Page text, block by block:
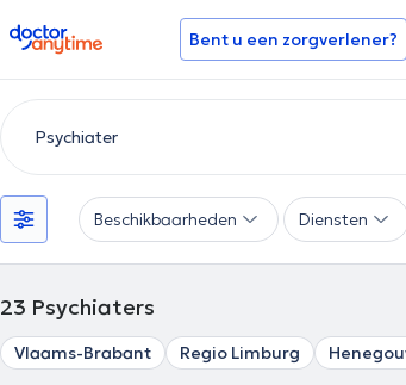
doctoranytime Bent u een zorgverlener?
Beschikbaarheden Diensten
23 Psychiaters
Vlaams-Brabant Regio Limburg